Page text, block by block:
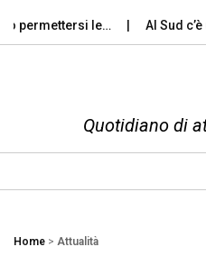
le… Al Sud c’è
Quotidiano di
Home > Attualità